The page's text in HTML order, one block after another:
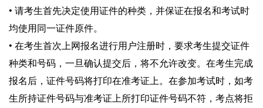
• 请考生首先决定使用证件的种类，并保证在报名和考试时
均使用同一证件原件。
• 在考生首次上网报名进行用户注册时，要求考生提交证件
种类和号码，一旦确认提交后，将不允许改变。在考生完成
报名后，证件号码将打印在准考证上。在参加考试时，如考
生所持证件号码与准考证上所打印证件号码不符，考点将拒